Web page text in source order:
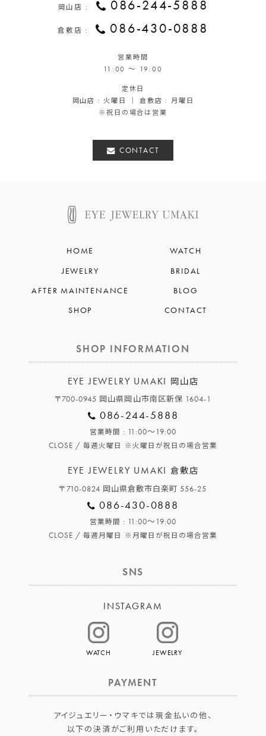
岡山店 : 086-244-5888
倉敷店 : 086-430-0888
営業時間
11:00 ～ 19:00
定休日
岡山店 : 火曜日 ｜ 倉敷店 : 月曜日
※祝日の場合は営業
CONTACT
HOME
WATCH
JEWELRY
BRIDAL
AFTER MAINTENANCE
BLOG
SHOP
CONTACT
SHOP INFORMATION
EYE JEWELRY UMAKI 岡山店
〒700-0945 岡山県岡山市南区新保 1604-1
086-244-5888
営業時間 : 11:00～19:00
CLOSE /毎週火曜日 ※火曜日が祝日の場合営業
EYE JEWELRY UMAKI 倉敷店
〒710-0824 岡山県倉敷市白楽町 556-25
086-430-0888
営業時間 : 11:00～19:00
CLOSE /毎週月曜日 ※月曜日が祝日の場合営業
SNS
INSTAGRAM
WATCH JEWELRY
PAYMENT
アイジュエリー・ウマキでは現金払いの他、
以下の決済がご利用いただけます。